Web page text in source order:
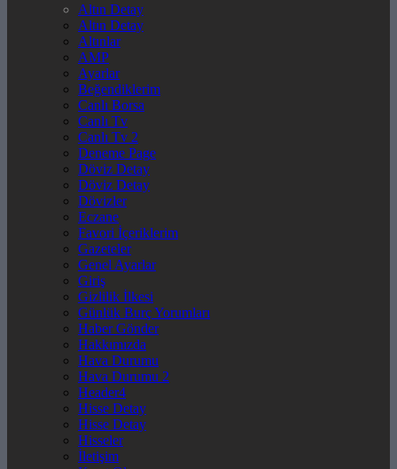
Altın Detay
Altın Detay
Altınlar
AMP
Ayarlar
Beğendiklerim
Canlı Borsa
Canlı Tv
Canlı Tv 2
Deneme Page
Döviz Detay
Döviz Detay
Dövizler
Eczane
Favori İçeriklerim
Gazeteler
Genel Ayarlar
Giriş
Gizlilik İlkesi
Günlük Burç Yorumları
Haber Gönder
Hakkımızda
Hava Durumu
Hava Durumu 2
Header4
Hisse Detay
Hisse Detay
Hisseler
İletişim